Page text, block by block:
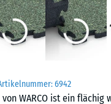
6942
WARCO ist ein